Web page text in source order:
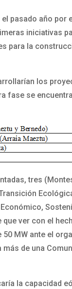
pasado año por
iniciativas
para la
los
fase se
tres
ver con el
MW ante el
de una
la capacidad